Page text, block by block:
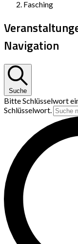
Fasching
Navigation
Suche
Bitte Schlüsselwort
Schlüsselwort.